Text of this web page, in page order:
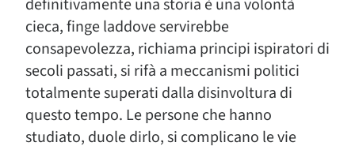
definitivamente una storia è una volontà
cieca, finge laddove servirebbe
consapevolezza, richiama principi ispiratori di
secoli passati, si rifà a meccanismi politici
totalmente superati dalla disinvoltura di
questo tempo. Le persone che hanno
studiato, duole dirlo, si complicano le vie